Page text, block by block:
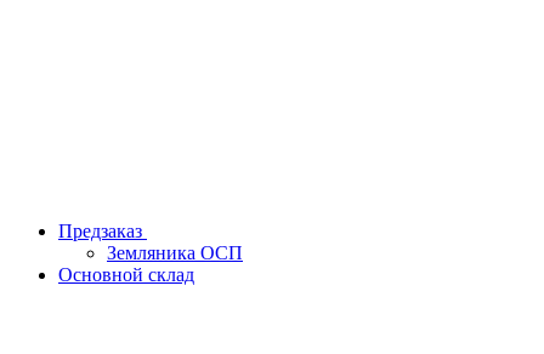
Предзаказ
Земляника ОСП
Основной склад